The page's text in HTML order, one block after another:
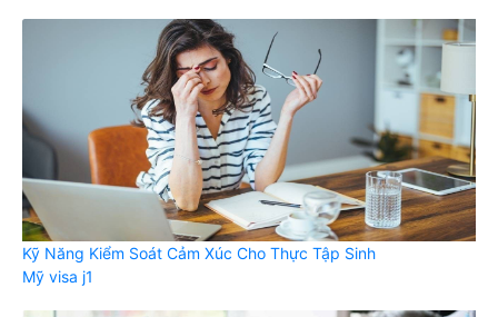
Kỹ Năng Kiểm Soát Cảm Xúc Cho Thực Tập Sinh
Mỹ visa j1